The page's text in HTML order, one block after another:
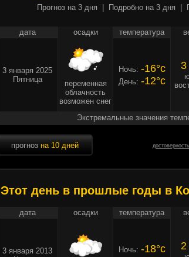
Прогноз на 3 дня Подробно на 3 дня
дата осадки температура
3 января 2025
Пятница
переменная
облачность
возможен снег
Ночь: -16°c
День: -12°c
Экстремальные значения
прогноз на 10 дней
Этот день в прошлые годы в
дата осадки температура
3 января 2013
Ночь: -18°c